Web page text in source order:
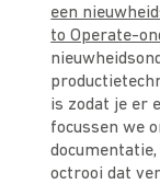
een
to Operate-
is zodat je er
focussen we
octrooi dat